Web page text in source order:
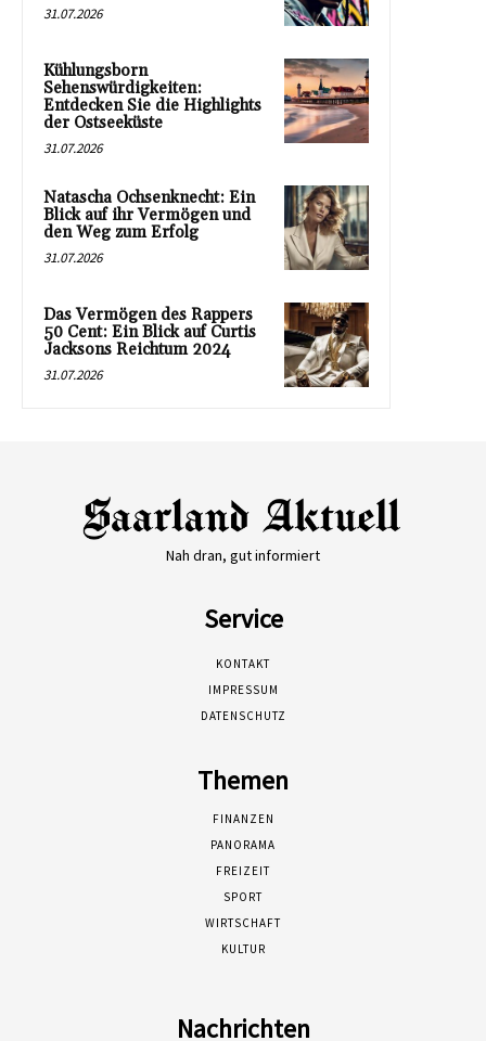
31.07.2026
Kühlungsborn
Sehenswürdigkeiten:
Entdecken Sie die Highlights
der Ostseeküste
31.07.2026
Natascha Ochsenknecht: Ein
Blick auf ihr Vermögen und
den Weg zum Erfolg
31.07.2026
Das Vermögen des Rappers
50 Cent: Ein Blick auf Curtis
Jacksons Reichtum 2024
31.07.2026
Nah dran, gut informiert
Service
KONTAKT
IMPRESSUM
DATENSCHUTZ
Themen
FINANZEN
PANORAMA
FREIZEIT
SPORT
WIRTSCHAFT
KULTUR
Nachrichten